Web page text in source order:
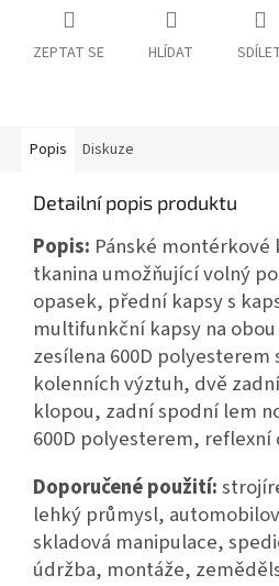
ZEPTAT SE HLÍDAT
Popis Diskuze
Detailní popis produktu
Popis: Pánské
tkanina umožňující volný
opasek, přední kapsy s
multifunkční kapsy na
zesílena 600D
kolenních výztuh, dvě
klopou, zadní spodní lem
600D polyesterem, reflexní
Doporučené použití:
lehký průmysl,
skladová manipulace,
údržba, montáže,